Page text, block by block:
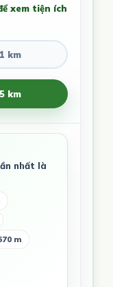
xem tiện ích
1 km
5 km
nhất là
m